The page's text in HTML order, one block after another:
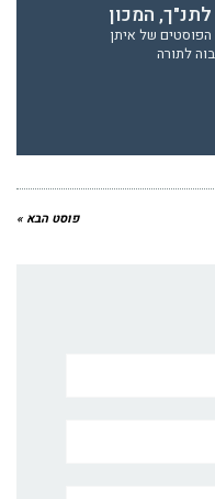
לתנ"ך, המכון
של איתן
לתורה
פוסט הבא »